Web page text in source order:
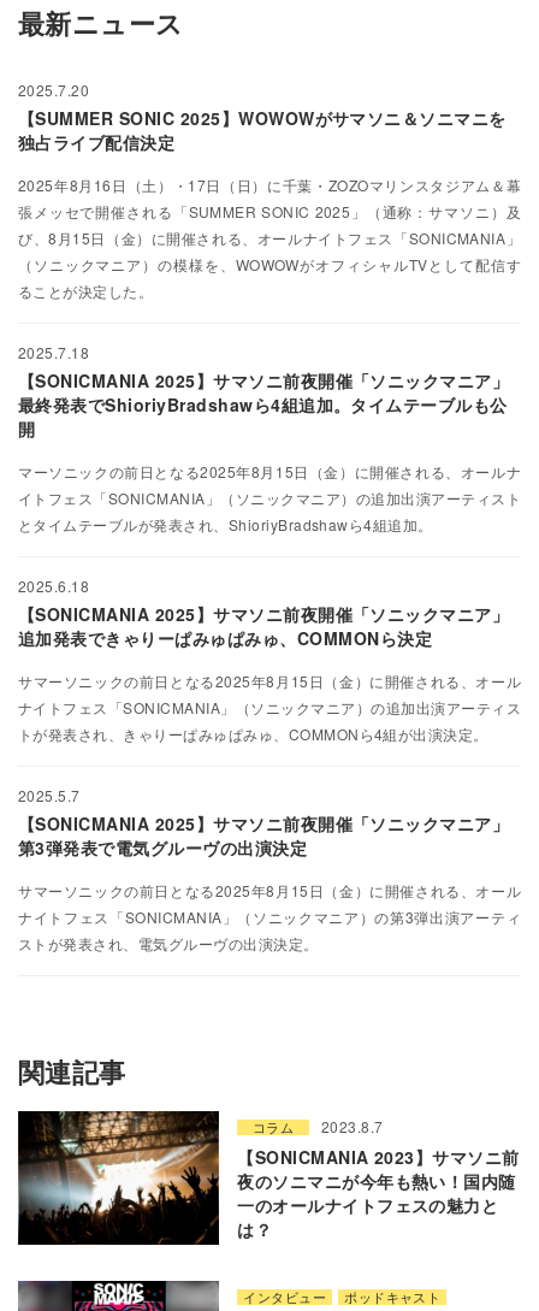
最新ニュース
2025.7.20
【SUMMER SONIC 2025】WOWOWがサマソニ＆ソニマニを
独占ライブ配信決定
2025年8⽉16⽇（⼟）・17日（⽇）に千葉・ZOZOマリンスタジアム＆幕
張メッセで開催される「SUMMER SONIC 2025」（通称：サマソニ）及
び、8⽉15⽇（⾦）に開催される、オールナイトフェス「SONICMANIA」
（ソニックマニア）の模様を、WOWOWがオフィシャルTVとして配信す
ることが決定した。
2025.7.18
【SONICMANIA 2025】サマソニ前夜開催「ソニックマニア」
最終発表でShioriyBradshawら4組追加。タイムテーブルも公
開
マーソニックの前⽇となる2025年8⽉15⽇（⾦）に開催される、オールナ
イトフェス「SONICMANIA」（ソニックマニア）の追加出演アーティスト
とタイムテーブルが発表され、ShioriyBradshawら4組追加。
2025.6.18
【SONICMANIA 2025】サマソニ前夜開催「ソニックマニア」
追加発表できゃりーぱみゅぱみゅ、COMMONら決定
サマーソニックの前⽇となる2025年8⽉15⽇（⾦）に開催される、オール
ナイトフェス「SONICMANIA」（ソニックマニア）の追加出演アーティス
トが発表され、きゃりーぱみゅぱみゅ、COMMONら4組が出演決定。
2025.5.7
【SONICMANIA 2025】サマソニ前夜開催「ソニックマニア」
第3弾発表で電気グルーヴの出演決定
サマーソニックの前⽇となる2025年8⽉15⽇（⾦）に開催される、オール
ナイトフェス「SONICMANIA」（ソニックマニア）の第3弾出演アーティ
ストが発表され、電気グルーヴの出演決定。
関連記事
コラム 2023.8.7
【SONICMANIA 2023】サマソニ前
夜のソニマニが今年も熱い！国内随
一のオールナイトフェスの魅力と
は？
インタビュー ポッドキャスト